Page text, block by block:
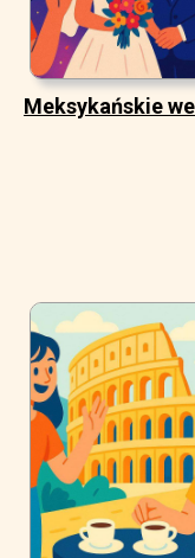
Meksykańskie